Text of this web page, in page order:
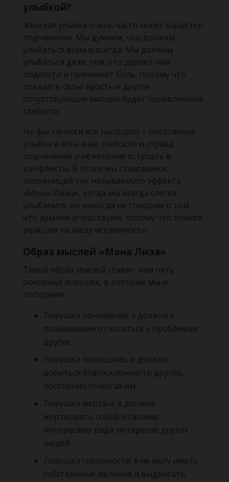
улыбкой?
Женская улыбка очень часто носит характер
подчинения. Мы думаем, что должны
улыбаться всем и всегда. Мы должны
улыбаться даже тем, кто делает нам
подлости и причиняет боль, потому что
показать свою ярость и другие
сопутствующие эмоции будет проявлением
слабости.
Но фактически все наоборот – постоянная
улыбка и есть знак слабости и страха,
подчинения и нежелания вступать в
конфликты. В итоге мы становимся
заложницей так называемого эффекта
«Моны Лизы», когда мы всегда слегка
улыбаемся, но никогда не говорим о том,
что думаем и чувствуем, потому что боимся
реакции на нашу искренность.
Образ мыслей «Мона Лиза»
Такой образ мыслей ставит нам пять
основных ловушек, в которые мы и
попадаем:
Ловушка понимания: я должна с
пониманием относиться к проблемам
других.
Ловушка помощниц: я должна
добиться благосклонности других,
постоянно помогая им.
Ловушка жертвы: я должна
жертвовать собой и своими
интересами ради интересов других
людей.
Ловушка скромности: я не могу иметь
собственные желания и выдвигать